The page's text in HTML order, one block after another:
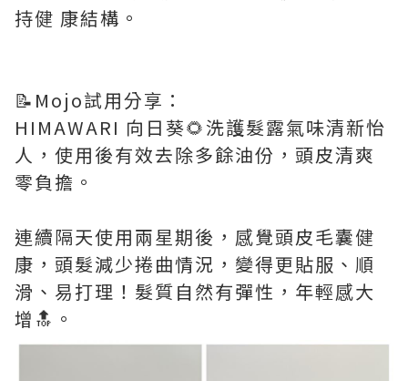
持健 康結構。
📝Mojo試用分享：
HIMAWARI 向日葵🌻洗護髮露氣味清新怡
人，使用後有效去除多餘油份，頭皮清爽
零負擔。
連續隔天使用兩星期後，感覺頭皮毛囊健
康，頭髮減少捲曲情況，變得更貼服、順
滑、易打理！髮質自然有彈性，年輕感大
增🔝。